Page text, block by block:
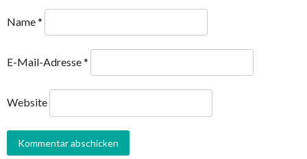
Name*
E-Mail-Adresse*
Website